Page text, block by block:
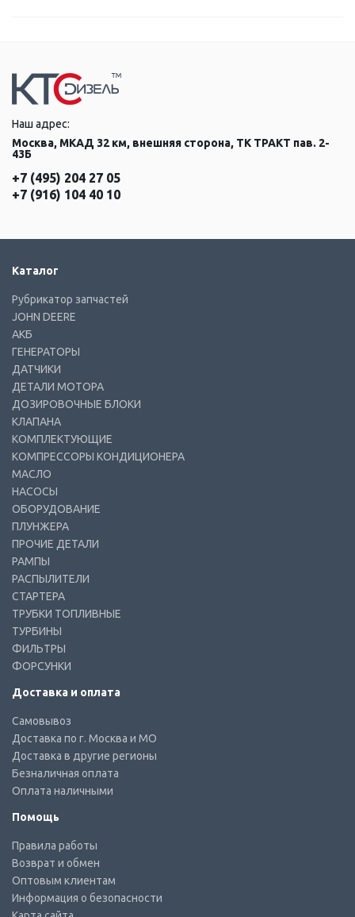
Наш адрес:
Москва, МКАД 32 км, внешняя сторона, ТК ТРАКТ пав. 2-
43Б
+7 (495) 204 27 05
+7 (916) 104 40 10
Каталог
Рубрикатор запчастей
JOHN DEERE
АКБ
ГЕНЕРАТОРЫ
ДАТЧИКИ
ДЕТАЛИ МОТОРА
ДОЗИРОВОЧНЫЕ БЛОКИ
КЛАПАНА
КОМПЛЕКТУЮЩИЕ
КОМПРЕССОРЫ КОНДИЦИОНЕРА
МАСЛО
НАСОСЫ
ОБОРУДОВАНИЕ
ПЛУНЖЕРА
ПРОЧИЕ ДЕТАЛИ
РАМПЫ
РАСПЫЛИТЕЛИ
СТАРТЕРА
ТРУБКИ ТОПЛИВНЫЕ
ТУРБИНЫ
ФИЛЬТРЫ
ФОРСУНКИ
Доставка и оплата
Самовывоз
Доставка по г. Москва и МО
Доставка в другие регионы
Безналичная оплата
Оплата наличными
Помощь
Правила работы
Возврат и обмен
Оптовым клиентам
Информация о безопасности